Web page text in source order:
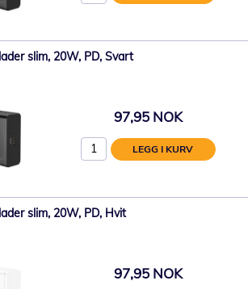
slim, 20W, PD, Svart
97,95 NOK
LEGG I KURV
slim, 20W, PD, Hvit
97,95 NOK